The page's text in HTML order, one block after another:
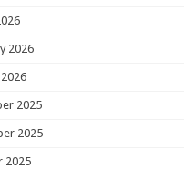
2026
2025
2025
2025